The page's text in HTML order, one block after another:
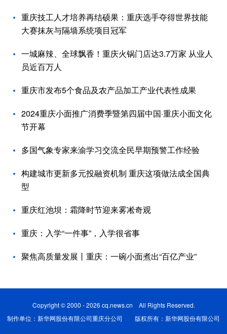
重庆技工人才培养再结硕果：重庆选手夺得世界技能
大赛抹灰与隔墙系统项目冠军
一城麻辣、全球飘香！重庆火锅门店达3.7万家 从业人
员近百万人
重庆市发布5个食品及农产品加工产业代表性成果
2024重庆小面推广消费季暨第四届中国·重庆小面文化
节开幕
多国气象专家来渝学习交流全民早期预警工作经验
构建城市更新多元投融资机制 重庆这项做法成全国典
型
重庆红池坝：霜降时节迎来雾凇奇观
重庆：入学“一件事”，入学很省事
聚焦高质量发展丨重庆：一碗小面煮出“百亿产业”
Copyright © 2000 - 2026 cq.news.cn All Rights Reserved.
制作单位：新华网股份有限公司重庆分公司 版权所有：新华网股份有限公司